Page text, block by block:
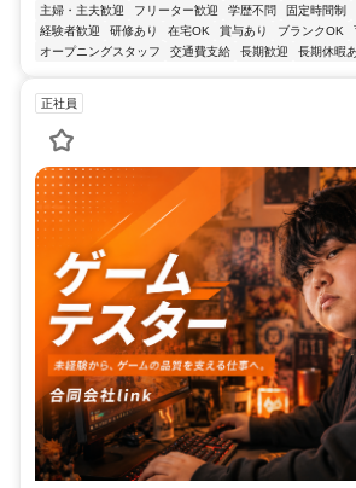
主婦・主夫歓迎 フリーター歓迎 学歴不問 固定時間制
経験者歓迎
研修あり 在宅OK 賞与あり ブランクOK
オープニングスタッフ
交通費支給 長期歓迎 長期休暇
正社員